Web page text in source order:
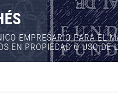
EMPRESARIO PARA EL
EN PROPIEDAD O USO